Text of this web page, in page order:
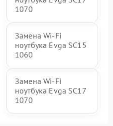
1070
Замена Wi-Fi
ноутбука Evga SC15
1060
Замена Wi-Fi
ноутбука Evga SC17
1070